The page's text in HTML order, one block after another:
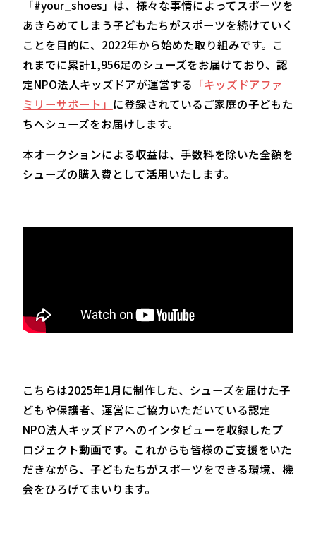
「#your_shoes」は、様々な事情によってスポーツを
あきらめてしまう子どもたちがスポーツを続けていく
ことを目的に、2022年から始めた取り組みです。こ
れまでに累計1,956足のシューズをお届けており、認
定NPO法人キッズドアが運営する 「キッズドアファ
ミリーサポート」 に登録されているご家庭の子どもた
ちへシューズをお届けします。
本オークションによる収益は、手数料を除いた全額を
シューズの購入費として活用いたします。
こちらは2025年1月に制作した、シューズを届けた子
どもや保護者、運営にご協力いただいている認定
NPO法人キッズドアへのインタビューを収録したプ
ロジェクト動画です。これからも皆様のご支援をいた
だきながら、子どもたちがスポーツをできる環境、機
会をひろげてまいります。